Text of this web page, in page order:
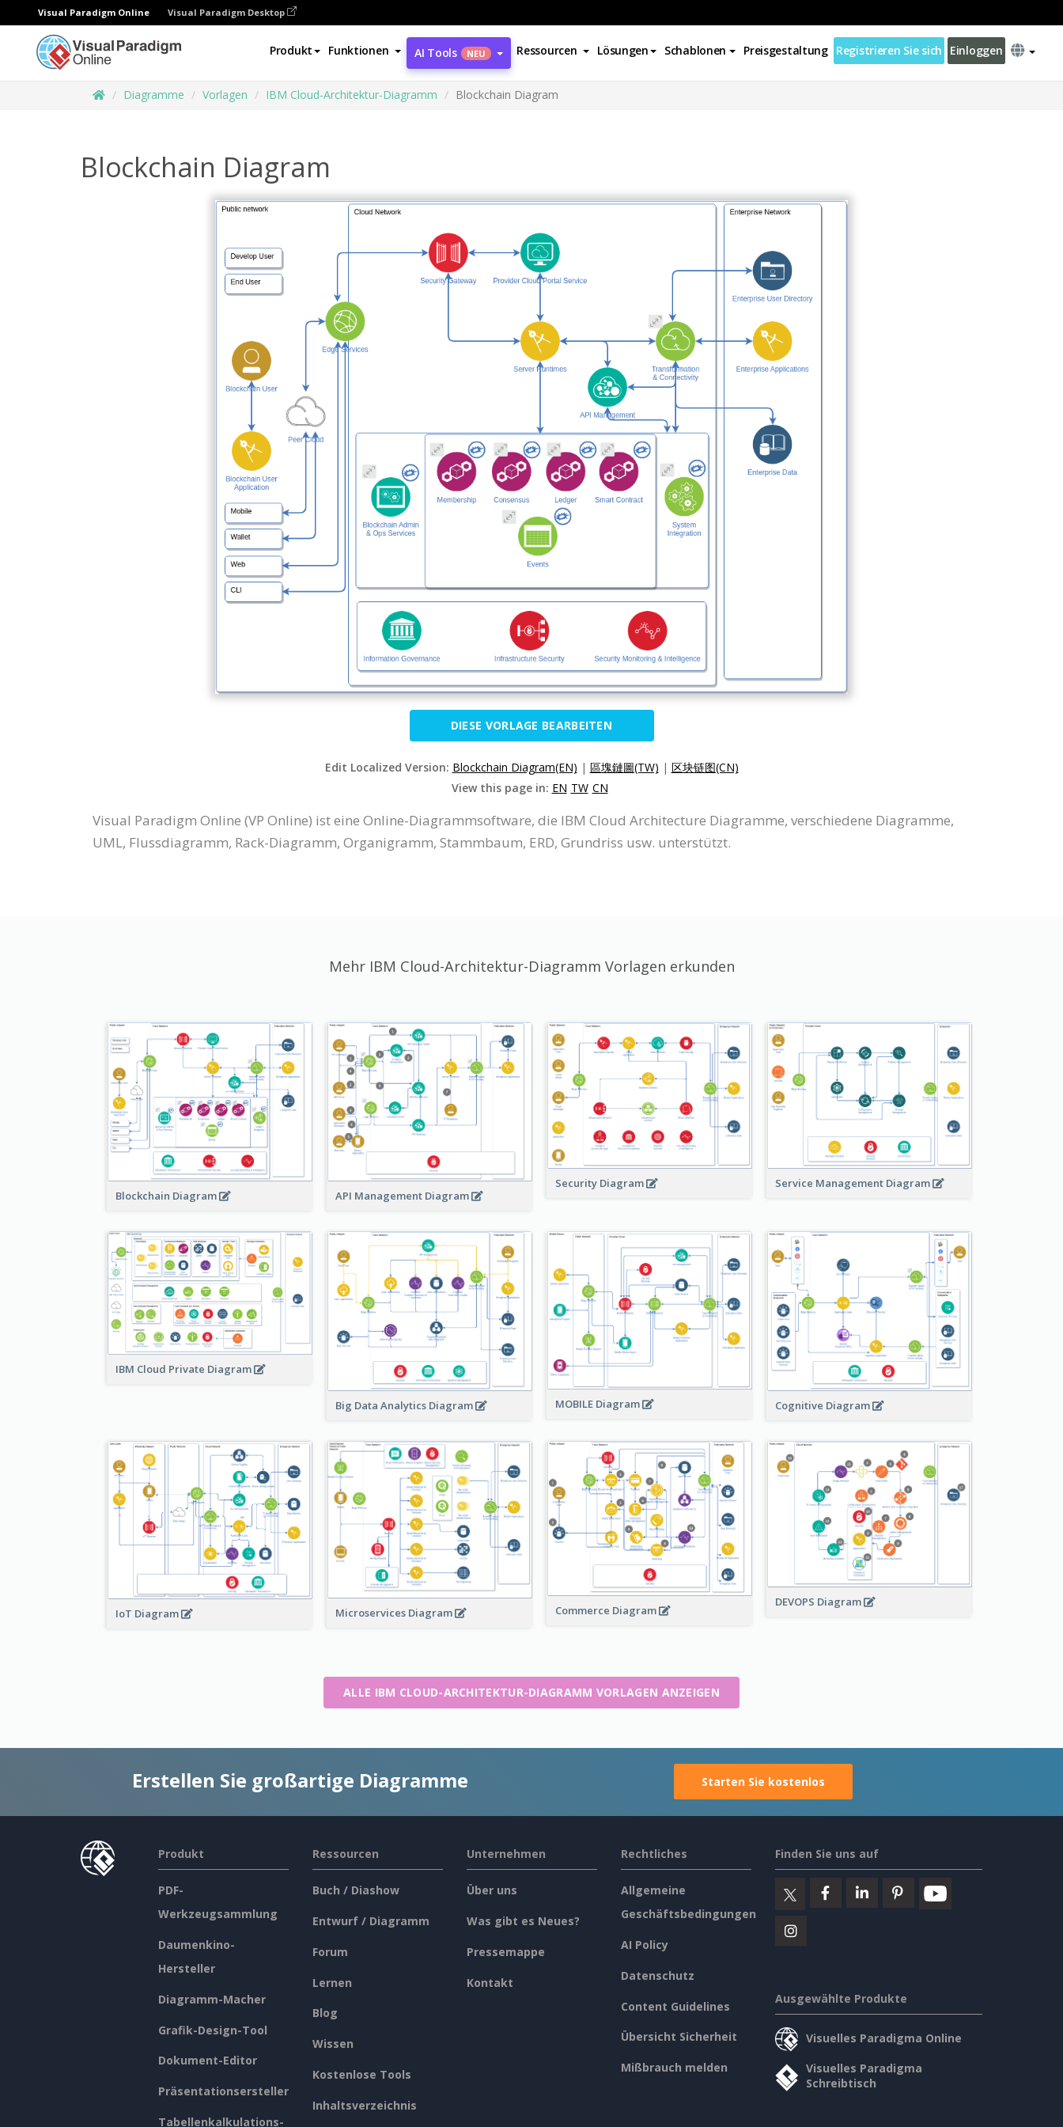
Visual Paradigm Online Visual Paradigm Desktop
Produkt Funktionen AI Tools NEU Ressourcen Lösungen Schablonen Preisgestaltung Registrieren Sie sich Einloggen
Diagramme Vorlagen IBM Cloud-Architektur-Diagramm Blockchain Diagram
Blockchain Diagram
DIESE VORLAGE BEARBEITEN
Edit Localized Version: Blockchain Diagram(EN) | 區塊鏈圖(TW) | 区块链图(CN)
View this page in: EN TW CN
Visual Paradigm Online (VP Online) ist eine Online-Diagrammsoftware, die IBM Cloud Architecture Diagramme, verschiedene Diagramme,
UML, Flussdiagramm, Rack-Diagramm, Organigramm, Stammbaum, ERD, Grundriss usw. unterstützt.
Mehr IBM Cloud-Architektur-Diagramm Vorlagen erkunden
Blockchain Diagram API Management Diagram
Security Diagram Service Management Diagram
IBM Cloud Private Diagram
Big Data Analytics Diagram MOBILE Diagram Cognitive Diagram
IoT Diagram Microservices Diagram Commerce Diagram
DEVOPS Diagram
ALLE IBM CLOUD-ARCHITEKTUR-DIAGRAMM VORLAGEN ANZEIGEN
Erstellen Sie großartige Diagramme Starten Sie kostenlos
Produkt
PDF-
Werkzeugsammlung
Daumenkino-
Hersteller
Diagramm-Macher
Grafik-Design-Tool
Dokument-Editor
Präsentationsersteller
Tabellenkalkulations-
Ressourcen
Buch / Diashow
Entwurf / Diagramm
Forum
Lernen
Blog
Wissen
Kostenlose Tools
Inhaltsverzeichnis
Unternehmen
Über uns
Was gibt es Neues?
Pressemappe
Kontakt
Rechtliches
Allgemeine
Geschäftsbedingungen
AI Policy
Datenschutz
Content Guidelines
Übersicht Sicherheit
Mißbrauch melden
Finden Sie uns auf
Ausgewählte Produkte
Visuelles Paradigma Online
Visuelles Paradigma
Schreibtisch